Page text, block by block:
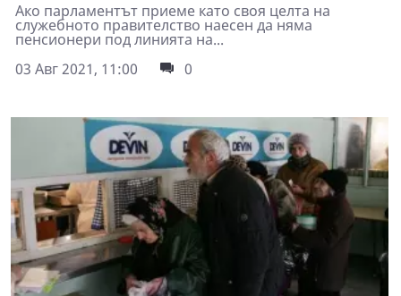
Ако парламентът приеме като своя целта на
служебното правителство наесен да няма
пенсионери под линията на...
03 Авг 2021, 11:00
0